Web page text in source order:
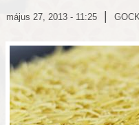
május 27, 2013 - 11:25 |